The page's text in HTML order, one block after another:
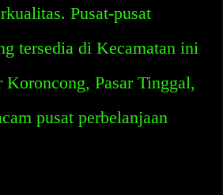
Pusat-pusat
tersedia di Kecamatan ini
Koroncong, Pasar Tinggal,
pusat perbelanjaan